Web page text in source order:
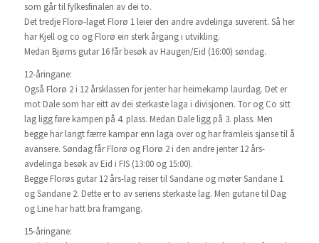
som går til fylkesfinalen av dei to.
Det tredje Florø-laget Florø 1 leier den andre avdelinga suverent. Så her
har Kjell og co og Florø ein sterk årgang i utvikling.
Medan Bjørns gutar 16 får besøk av Haugen/Eid (16:00) søndag.
12-åringane:
Også Florø 2 i 12 årsklassen for jenter har heimekamp laurdag. Det er
mot Dale som har eitt av dei sterkaste laga i divisjonen. Tor og Co sitt
lag ligg føre kampen på 4. plass. Medan Dale ligg på 3. plass. Men
begge har langt færre kampar enn laga over og har framleis sjanse til å
avansere. Søndag får Florø og Florø 2 i den andre jenter 12 års-
avdelinga besøk av Eid i FIS (13:00 og 15:00).
Begge Florøs gutar 12 års-lag reiser til Sandane og møter Sandane 1
og Sandane 2. Dette er to av seriens sterkaste lag. Men gutane til Dag
og Line har hatt bra framgang.
15-åringane: